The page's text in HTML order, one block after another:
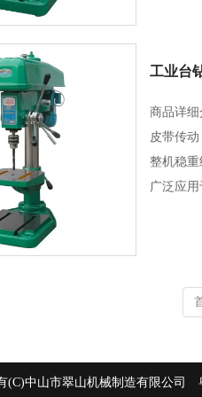
工业台
商品详
皮带传
整机稳
广泛应
(C)中山市翠山机械制造有限公司